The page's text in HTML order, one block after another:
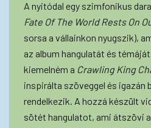
A nyitódal egy szimfonikus
Fate Of The World Rests On
sorsa a vállainkon nyugszik),
az album hangulatát és
kiemelném a Crawling King
inspirálta szöveggel és igazán
rendelkezik. A hozzá készült
sötét hangulatot, ami átszövi